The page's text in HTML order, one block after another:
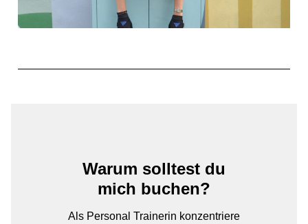
Warum solltest du
mich buchen?
Als Personal Trainerin konzentriere